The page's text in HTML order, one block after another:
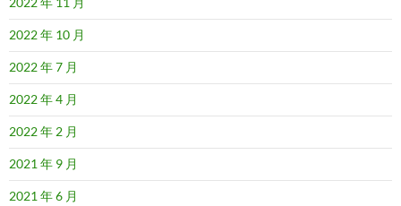
2022 年 10 月
2022 年 7 月
2022 年 4 月
2022 年 2 月
2021 年 9 月
2021 年 6 月